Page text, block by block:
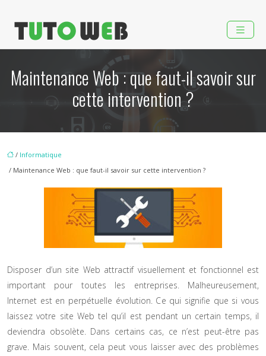
Maintenance Web : que faut-il savoir sur
cette intervention ?
/ Informatique
/ Maintenance Web : que faut-il savoir sur cette intervention ?
Disposer d’un site Web attractif visuellement et fonctionnel est
important pour toutes les entreprises. Malheureusement,
Internet est en perpétuelle évolution. Ce qui signifie que si vous
laissez votre site Web tel qu’il est pendant un certain temps, il
deviendra obsolète. Dans certains cas, ce n’est peut-être pas
grave. Mais souvent, cela peut vous laisser avec des problèmes